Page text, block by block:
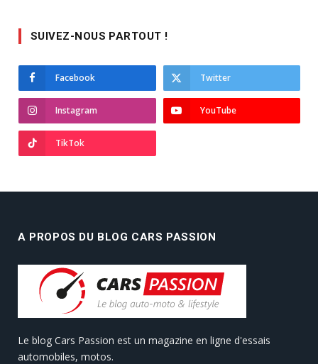
SUIVEZ-NOUS PARTOUT !
Facebook Twitter
Instagram YouTube
TikTok
A PROPOS DU BLOG CARS PASSION
Le blog Cars Passion est un magazine en ligne d'essais
automobiles, motos.